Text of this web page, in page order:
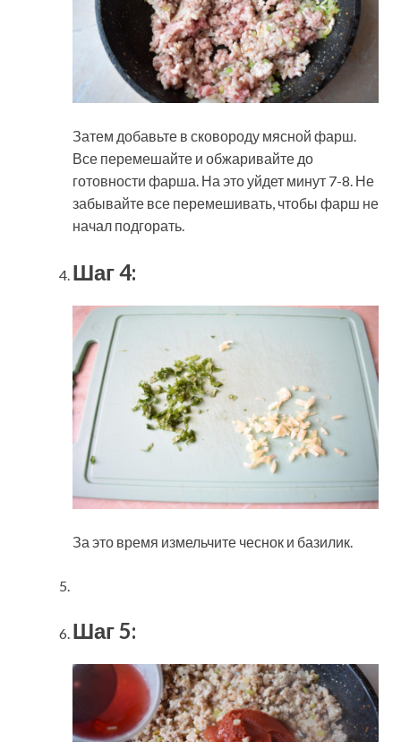
Затем добавьте в сковороду мясной фарш.
Все перемешайте и обжаривайте до
готовности фарша. На это уйдет минут 7-8. Не
забывайте все перемешивать, чтобы фарш не
начал подгорать.
Шаг 4:
За это время измельчите чеснок и базилик.
Шаг 5: